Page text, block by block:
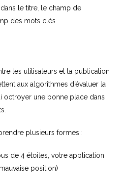
le titre, le champ de
des mots clés.
les utilisateurs et la publication
aux algorithmes d’évaluer la
octroyer une bonne place dans
plusieurs formes :
de 4 étoiles, votre application
position)